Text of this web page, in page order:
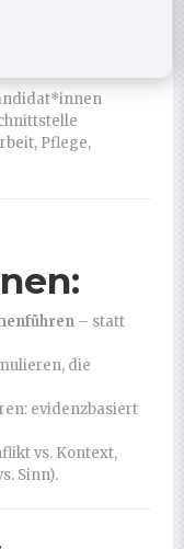
Pflege,
– statt
die
evidenzbasiert
vs. Kontext,
Sinn).